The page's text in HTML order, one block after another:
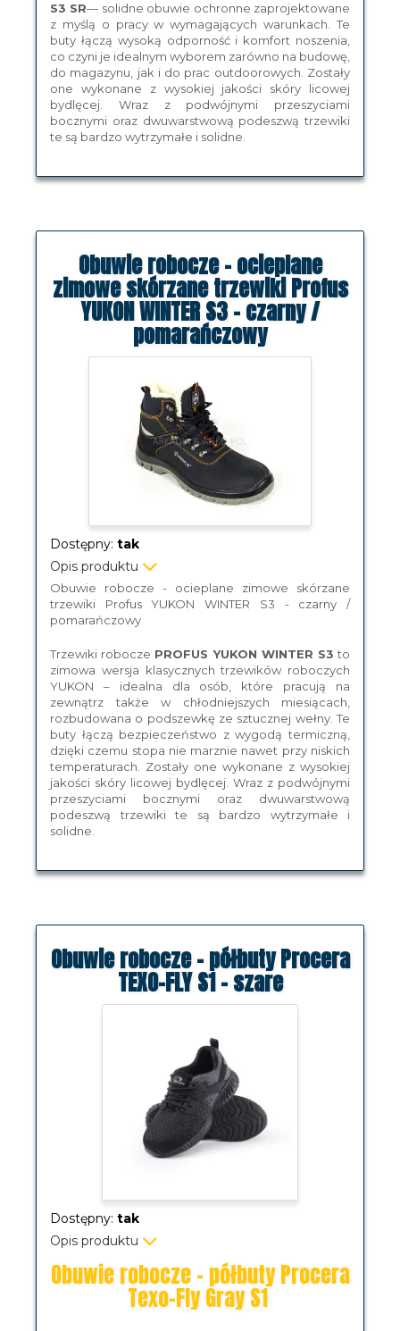
S3 SR— solidne obuwie ochronne zaprojektowane
z myślą o pracy w wymagających warunkach. Te
buty łączą wysoką odporność i komfort noszenia,
co czyni je idealnym wyborem zarówno na budowę,
do magazynu, jak i do prac outdoorowych. Zostały
one wykonane z wysokiej jakości skóry licowej
bydlęcej. Wraz z podwójnymi przeszyciami
bocznymi oraz dwuwarstwową podeszwą trzewiki
te są bardzo wytrzymałe i solidne.
Obuwie robocze - ocieplane
zimowe skórzane trzewiki Profus
YUKON WINTER S3 - czarny /
pomarańczowy
Dostępny: tak
Opis produktu
Obuwie robocze - ocieplane zimowe skórzane
trzewiki Profus YUKON WINTER S3 - czarny /
pomarańczowy
Trzewiki robocze PROFUS YUKON WINTER S3 to
zimowa wersja klasycznych trzewików roboczych
YUKON – idealna dla osób, które pracują na
zewnątrz także w chłodniejszych miesiącach,
rozbudowana o podszewkę ze sztucznej wełny. Te
buty łączą bezpieczeństwo z wygodą termiczną,
dzięki czemu stopa nie marznie nawet przy niskich
temperaturach. Zostały one wykonane z wysokiej
jakości skóry licowej bydlęcej. Wraz z podwójnymi
przeszyciami bocznymi oraz dwuwarstwową
podeszwą trzewiki te są bardzo wytrzymałe i
solidne.
Obuwie robocze - półbuty Procera
TEXO-FLY S1 - szare
Dostępny: tak
Opis produktu
Obuwie robocze - półbuty Procera
Texo-Fly Gray S1